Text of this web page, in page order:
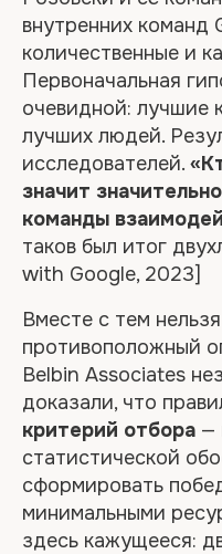
внутренних команд
количественные и
Первоначальная
очевидной: лучшие
лучших людей.
исследователей.
значит
команды
таков был итог
with Google, 2023]
Вместе с тем
противоположный
Belbin Associates
доказали, что
критерий отбора —
статистической
сформировать
минимальными
здесь кажущееся:
Ни одна из
программ не
курс вокруг
конкретной
метрик NPS →
CSI → HR-ROI
единой
следственной
Это
концепция HR-
основанная
Profit Chain
российского
2026 года